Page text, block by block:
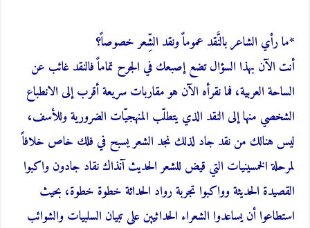
*ما رأي الشاعر بالنَّقد عموماً ونقد الشِّعر خصوصاً؟
أنت الآن بهذا السؤال تضع إصبعك في الجرح تماماً فالنقد غائب عن
الساحة العربية، فما نقرأه الآن هو مقاربات سريعة أقرب إلى الانطباع
الشخصي منها إلى النقد الذي يتطلّب المنهجيّات الضرورية وللأسف،
ليس هنالك من نقد جاد لذلك نجد الشعر يسبح في فلك خاص خلافاً
لمرحلة الخمسينيات التي قيض للشعر الحديث آنذاك نقاد جادون واكبوا
القصيدة الحديثة وواكبوا تجربة رواد الحداثة خطوة خطوة، بحيث
استطاعوا أن يساعدوا الشعراء الحداثيين على تبيان السلبيات والشوائب